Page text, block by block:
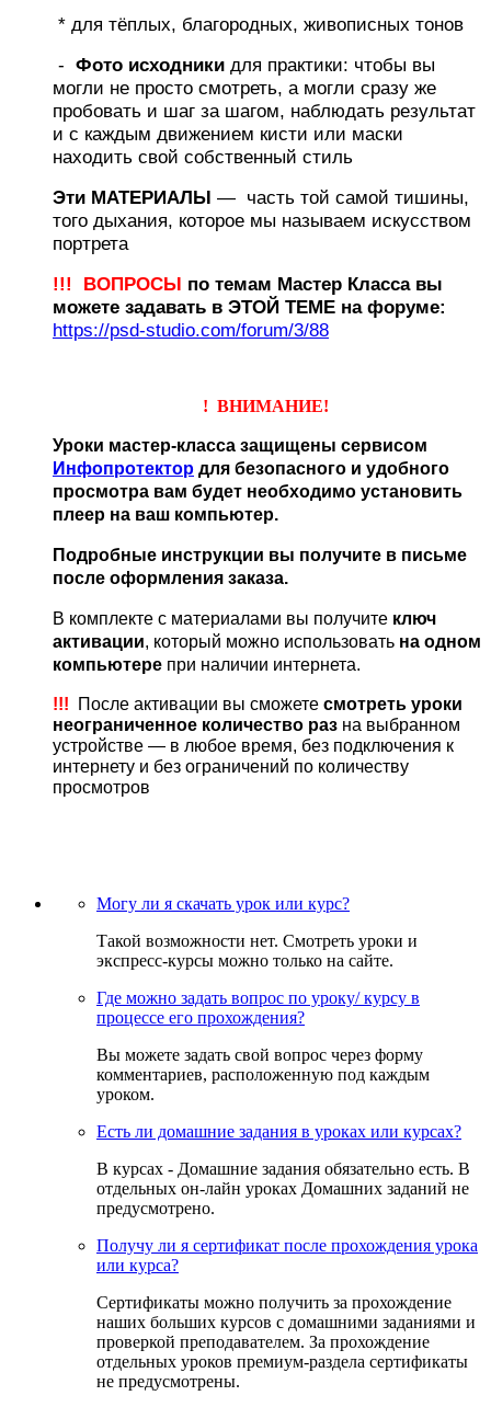
* для тёплых, благородных, живописных тонов
- Фото исходникидля практики: чтобы вы
могли не просто смотреть, а могли сразу же
пробовать и шаг за шагом, наблюдать результат
и с каждым движением кисти или маски
находить свой собственный стиль
Эти МАТЕРИАЛЫ— часть той самой тишины,
того дыхания, которое мы называем искусством
портрета
!!! ВОПРОСЫпо темам Мастер Класса вы
можете задавать в ЭТОЙ ТЕМЕ на форуме:
https://psd-studio.com/forum/3/88
! ВНИМАНИЕ!
Уроки мастер-класса защищены сервисом
Инфопротектордля безопасного и удобного
просмотра вам будет необходимо установить
плеер на ваш компьютер.
Подробные инструкции вы получите в письме
после оформления заказа.
В комплекте с материалами вы получитеключ
активации, который можно использоватьна одном
компьютерепри наличии интернета.
!!!После активации вы сможетесмотреть уроки
неограниченное количество разна выбранном
устройстве — в любое время, без подключения к
интернету и без ограничений по количеству
просмотров
Могу ли я скачать урок или курс?
Такой возможности нет. Смотреть уроки и
экспресс-курсы можно только на сайте.
Где можно задать вопрос по уроку/ курсу в
процессе его прохождения?
Вы можете задать свой вопрос через форму
комментариев, расположенную под каждым
уроком.
Есть ли домашние задания в уроках или курсах?
В курсах - Домашние задания обязательно есть. В
отдельных он-лайн уроках Домашних заданий не
предусмотрено.
Получу ли я сертификат после прохождения урока
или курса?
Сертификаты можно получить за прохождение
наших больших курсов с домашними заданиями и
проверкой преподавателем. За прохождение
отдельных уроков премиум-раздела сертификаты
не предусмотрены.